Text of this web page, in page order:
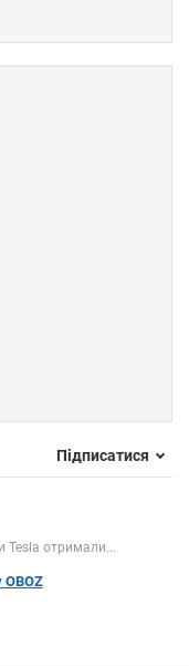
Підписатися
Tesla отримали...
OBOZ